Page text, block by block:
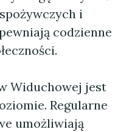
i
codzienne
Widuchowej jest
Regularne
umożliwiają